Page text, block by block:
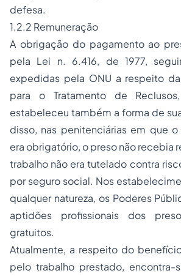
defesa.
1.2.2 Remuneração
A obrigação do pagamento ao
pela Lei n. 6.416, de 1977,
expedidas pela ONU a respeito
para o Tratamento de
estabeleceu também a forma de
disso, nas penitenciárias em que
era obrigatório, o preso não recebia
trabalho não era tutelado contra
porseguro social. Nos
qualquer natureza, os Poderes
aptidões profissionais dos
gratuitos.
Atualmente, a respeito do
pelo trabalho prestado,